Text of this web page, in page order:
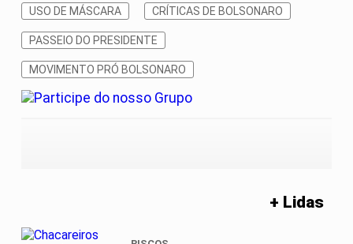
USO DE MÁSCARA CRÍTICAS DE BOLSONARO
PASSEIO DO PRESIDENTE
MOVIMENTO PRÓ BOLSONARO
+ Lidas